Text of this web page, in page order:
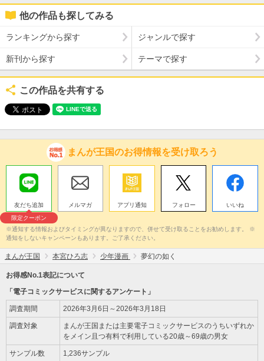
他の作品も探してみる
ランキングから探す ジャンルで探す
新刊から探す テーマで探す
この作品を共有する
まんが王国のお得情報を受け取ろう
友だち追加
限定クーポン
メルマガ アプリ通知 フォロー いいね
※通知する情報およびタイミングが異なりますので、併せて受け取ることをお勧めします。 ※
通知をしないキャンペーンもあります。ご了承ください。
まんが王国 本宮ひろ志 少年漫画 夢幻の如く
お得感No.1表記について
「電子コミックサービスに関するアンケート」
調査期間 2026年3月6日～2026年3月18日
調査対象
まんが王国または主要電子コミックサービスのうちいずれか
をメイン且つ有料で利用している20歳～69歳の男女
サンプル数 1,236サンプル